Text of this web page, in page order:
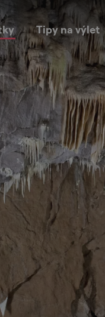
Tipy na výlet